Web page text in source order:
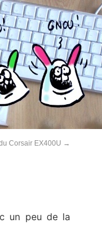
Corsair EX400U →
un peu de la